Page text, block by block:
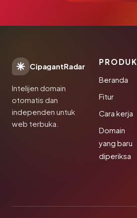
CipagantRadar
Intelijen domain
otomatis dan
independen untuk
web terbuka.
PRODUK
Beranda
Fitur
Cara kerja
Domain
yang baru
diperiksa